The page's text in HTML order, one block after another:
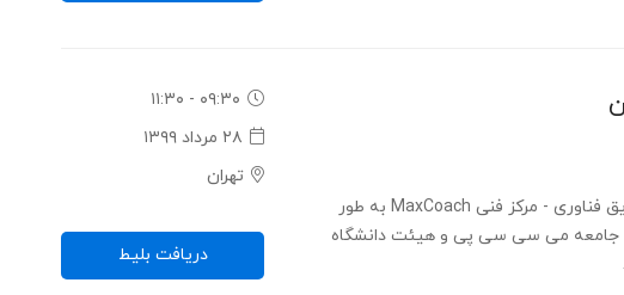
کنفرانس ایجاد آینده از طریق فناوری - مرکز فنی MaxCoach به طور
می سی سی پی و هیئت دانشگاه
۰۹:۳۰ - ۱۱:۳۰
۲۸ مرداد ۱۳۹۹
تهران
دریافت بلیط